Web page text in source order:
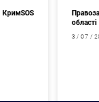
КримSOS
області
3 / 07 /